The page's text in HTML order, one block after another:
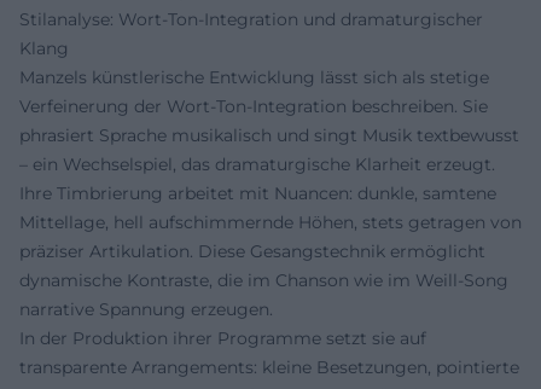
Stilanalyse: Wort-Ton-Integration und dramaturgischer
Klang
Manzels künstlerische Entwicklung lässt sich als stetige
Verfeinerung der Wort-Ton-Integration beschreiben. Sie
phrasiert Sprache musikalisch und singt Musik textbewusst
– ein Wechselspiel, das dramaturgische Klarheit erzeugt.
Ihre Timbrierung arbeitet mit Nuancen: dunkle, samtene
Mittellage, hell aufschimmernde Höhen, stets getragen von
präziser Artikulation. Diese Gesangstechnik ermöglicht
dynamische Kontraste, die im Chanson wie im Weill-Song
narrative Spannung erzeugen.
In der Produktion ihrer Programme setzt sie auf
transparente Arrangements: kleine Besetzungen, pointierte